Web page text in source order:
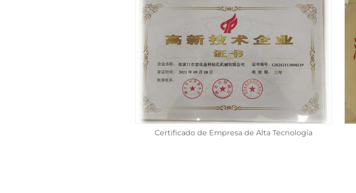
Certificado de Empresa de Alta Tecnología